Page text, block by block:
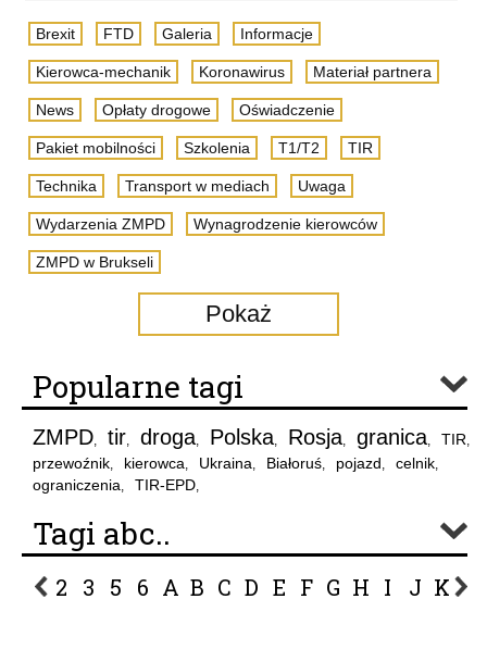
Brexit FTD Galeria Informacje
Kierowca-mechanik Koronawirus Materiał partnera
News Opłaty drogowe Oświadczenie
Pakiet mobilności Szkolenia T1/T2 TIR
Technika Transport w mediach Uwaga
Wydarzenia ZMPD Wynagrodzenie kierowców
ZMPD w Brukseli
Pokaż
Popularne tagi
ZMPD, tir, droga, Polska, Rosja, granica, TIR,
przewoźnik, kierowca, Ukraina, Białoruś, pojazd, celnik,
ograniczenia, TIR-EPD,
Tagi abc..
2 3 5 6 A B C D E F G H I J K L